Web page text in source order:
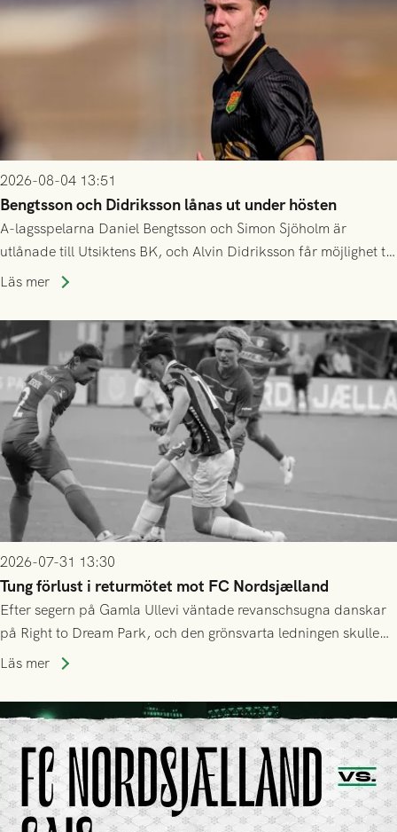
2026-08-04 13:51
Bengtsson och Didriksson lånas ut under hösten
A-lagsspelarna Daniel Bengtsson och Simon Sjöholm är
utlånade till Utsiktens BK, och Alvin Didriksson får möjlighet till
speltid i Hestrafors genom föreningssamarbete.
Läs mer
2026-07-31 13:30
Tung förlust i returmötet mot FC Nordsjælland
Efter segern på Gamla Ullevi väntade revanschsugna danskar
på Right to Dream Park, och den grönsvarta ledningen skulle
upphöra efter mindre än kvarten spelad. På lika mark visade
tennissiffror och det grönsvarta europaäventyret tog slut.
Läs mer